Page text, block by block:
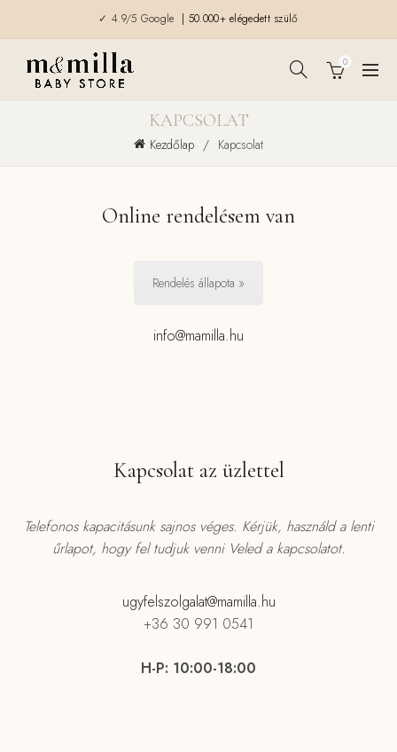
✓ 4.9/5 Google | 50.000+ elégedett szülő
0
KAPCSOLAT
Kezdőlap Kapcsolat
Online rendelésem van
Rendelés állapota »
info@mamilla.hu
Kapcsolat az üzlettel
Telefonos kapacitásunk sajnos véges. Kérjük, használd a lenti
űrlapot, hogy fel tudjuk venni Veled a kapcsolatot.
ugyfelszolgalat@mamilla.hu
+36 30 991 0541
H-P: 10:00-18:00